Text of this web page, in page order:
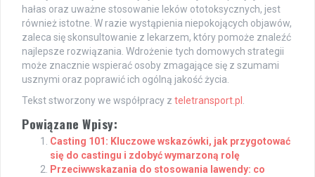
hałas oraz uważne stosowanie leków ototoksycznych, jest
również istotne. W razie wystąpienia niepokojących objawów,
zaleca się skonsultowanie z lekarzem, który pomoże znaleźć
najlepsze rozwiązania. Wdrożenie tych domowych strategii
może znacznie wspierać osoby zmagające się z szumami
usznymi oraz poprawić ich ogólną jakość życia.
Tekst stworzony we współpracy z teletransport.pl
Powiązane Wpisy:
Casting 101: Kluczowe wskazówki, jak przygotować
się do castingu i zdobyć wymarzoną rolę
Przeciwwskazania do stosowania lawendy: co